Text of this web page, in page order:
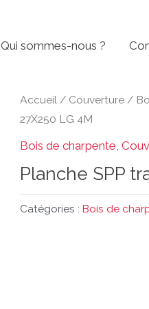
Qui sommes-nous ?
Accueil / Couverture /
27X250 LG 4M
Bois de charpente
Planche SPP
Catégories : Bois de